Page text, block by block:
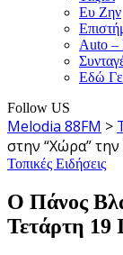
Ευ Ζην
Auto –
Εδώ
Follow US
Melodia 88FM >
στην “Χώρα”
Τοπικές Ειδήσεις
Ο Πάνος
Τετάρτη 19